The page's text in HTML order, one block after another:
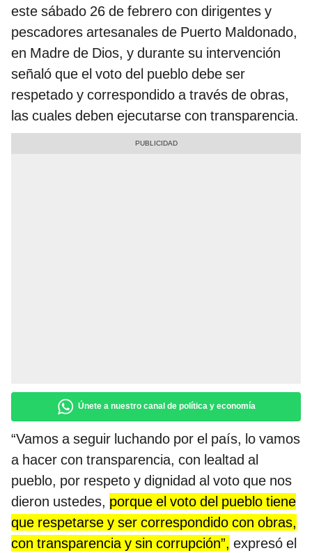
este sábado 26 de febrero con dirigentes y
pescadores artesanales de Puerto Maldonado,
en Madre de Dios, y durante su intervención
señaló que el voto del pueblo debe ser
respetado y correspondido a través de obras,
las cuales deben ejecutarse con transparencia.
Únete a nuestro canal de política y economía
“Vamos a seguir luchando por el país, lo vamos
a hacer con transparencia, con lealtad al
pueblo, por respeto y dignidad al voto que nos
dieron ustedes, porque el voto del pueblo tiene
que respetarse y ser correspondido con obras,
con transparencia y sin corrupción”, expresó el